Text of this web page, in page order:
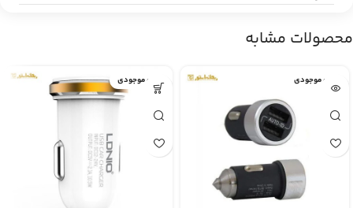
محصولات مشابه
اتمام موجودی اتمام موجودی